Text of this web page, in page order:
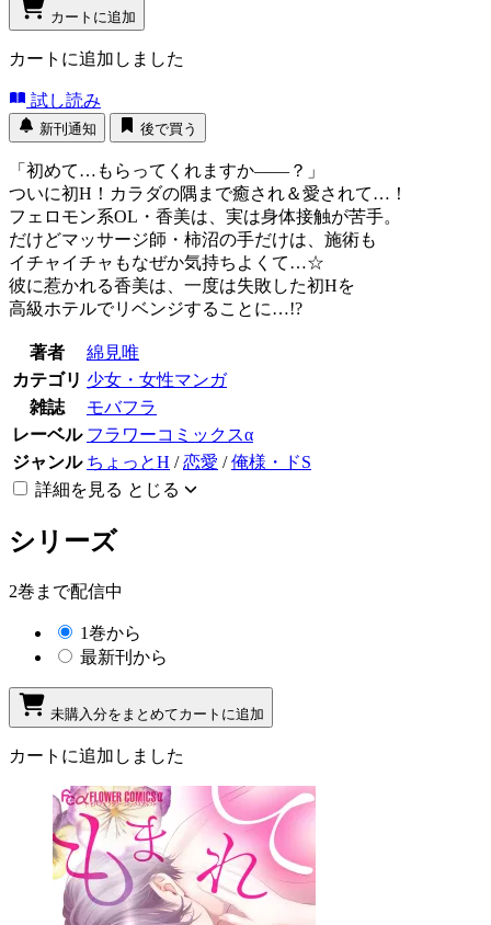
カートに追加
カートに追加しました
試し読み
新刊通知 後で買う
「初めて…もらってくれますか――？」
ついに初H！カラダの隅まで癒され＆愛されて…！
フェロモン系OL・香美は、実は身体接触が苦手。
だけどマッサージ師・柿沼の手だけは、施術も
イチャイチャもなぜか気持ちよくて…☆
彼に惹かれる香美は、一度は失敗した初Hを
高級ホテルでリベンジすることに…!?
著者
綿見唯
カテゴリ 少女・女性マンガ
雑誌
モバフラ
レーベル フラワーコミックスα
ジャンル ちょっとH /恋愛 /俺様・ドS
詳細を見る とじる
シリーズ
2巻まで配信中
1巻から
最新刊から
未購入分をまとめてカートに追加
カートに追加しました